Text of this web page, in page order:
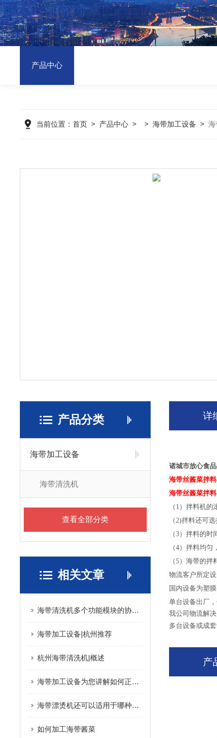
产品中心
当前位置： 首页> 产品中心> > 海带加工设备 > 海
产品分类
海带加工设备
海带清洗机
查看全部分类
相关文章
海带清洗机多个功能模块的协同优化与食品级安全设计分享
海带加工设备|杭州推荐
杭州海带清洗机|概述
海带加工设备为您讲解如何正确清洗海带
海带漂烫机还可以适用于哪种果蔬的加工使用
如何加工海带酱菜
详
诸城市放心食
海带丝酱菜拌
海带丝酱菜拌
（1）拌料机
（2)拌料还可
（3）拌料的
（4）拌料均匀
（5）海带的
物流客户所定
国内设备为塑
单台设备出厂
我公司物流解
多台设备或成
产